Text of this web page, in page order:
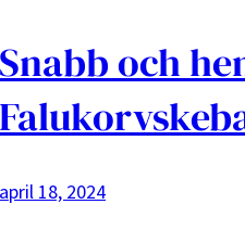
Snabb och
april 18, 2024